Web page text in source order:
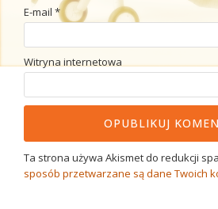
E-mail *
Witryna internetowa
Ta strona używa Akismet do redukcji
sposób przetwarzane są dane Twoich